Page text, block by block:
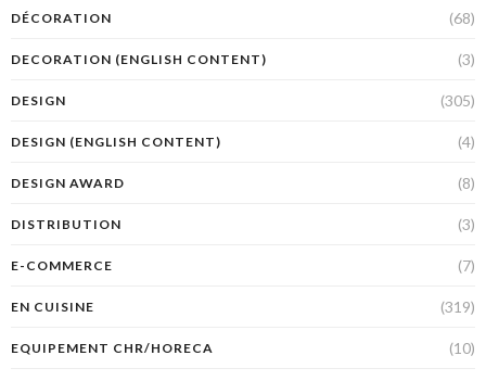
DÉCORATION (68)
DECORATION (ENGLISH CONTENT) (3)
DESIGN (305)
DESIGN (ENGLISH CONTENT) (4)
DESIGN AWARD (8)
DISTRIBUTION (3)
E-COMMERCE (7)
EN CUISINE (319)
EQUIPEMENT CHR/HORECA (10)